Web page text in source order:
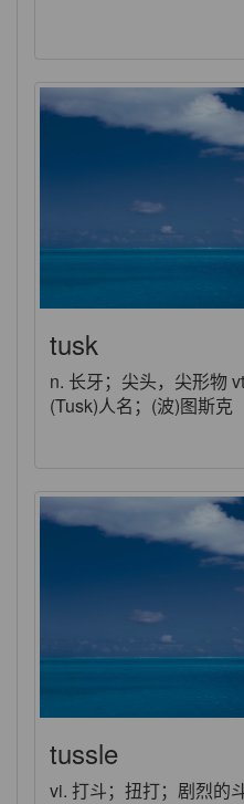
tusk
n. 长牙；尖头，尖形物
(Tusk)人名；(波)图斯克
tussle
vi. 打斗；扭打；剧烈的